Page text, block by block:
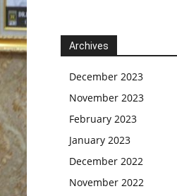
Archives
December 2023
November 2023
February 2023
January 2023
December 2022
November 2022